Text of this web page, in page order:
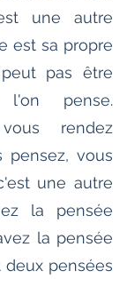
une autre
est sa propre
pas être
l'on pense.
rendez
pensez, vous
une autre
la pensée
la pensée
deux pensées